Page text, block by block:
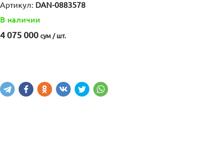
Артикул: DAN-0883578
В наличии
4 075 000 сум / шт.